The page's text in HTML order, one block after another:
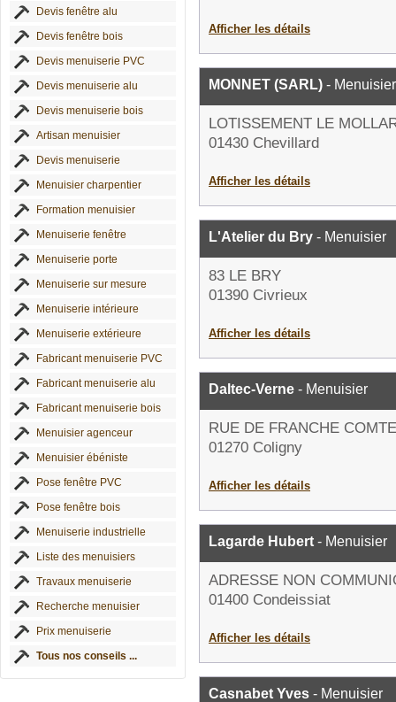
Devis fenêtre alu
Devis fenêtre bois
Devis menuiserie PVC
Devis menuiserie alu
Devis menuiserie bois
Artisan menuisier
Devis menuiserie
Menuisier charpentier
Formation menuisier
Menuiserie fenêtre
Menuiserie porte
Menuiserie sur mesure
Menuiserie intérieure
Menuiserie extérieure
Fabricant menuiserie PVC
Fabricant menuiserie alu
Fabricant menuiserie bois
Menuisier agenceur
Menuisier ébéniste
Pose fenêtre PVC
Pose fenêtre bois
Menuiserie industrielle
Liste des menuisiers
Travaux menuiserie
Recherche menuisier
Prix menuiserie
Tous nos conseils ...
Afficher les détails
MONNET (SARL) - Menuisier
LOTISSEMENT LE
01430 Chevillard
Afficher les détails
L'Atelier du Bry - Menuisier
83 LE BRY
01390 Civrieux
Afficher les détails
Daltec-Verne - Menuisier
RUE DE FRANCHE COMTE
01270 Coligny
Afficher les détails
Lagarde Hubert - Menuisier
ADRESSE NON
01400 Condeissiat
Afficher les détails
Casnabet Yves - Menuisier